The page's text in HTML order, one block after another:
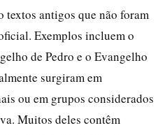
textos antigos que não foram
Exemplos incluem o
de Pedro e o Evangelho
surgiram em
ou em grupos considerados
Muitos deles contêm